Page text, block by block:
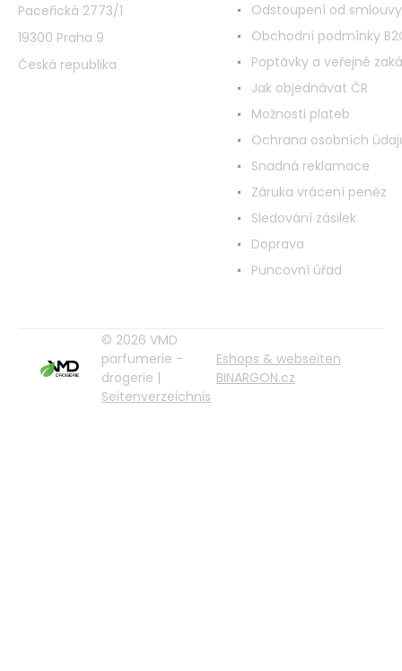
Paceřická 2773/1
19300 Praha 9
Česká republika
Odstoupení od smlouvy
Obchodní podmínky
Poptávky a veřejné
Jak objednávat ČR
Možnosti plateb
Ochrana osobních
Snadná reklamace
Záruka vrácení peněz
Sledování zásilek
Doprava
Puncovní úřad
© 2026 VMD
parfumerie -
drogerie |
Seitenverzeichnis
Eshops & webseiten
BINARGON.cz